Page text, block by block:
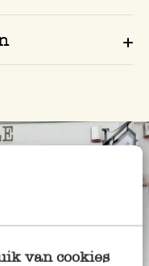
van cookies